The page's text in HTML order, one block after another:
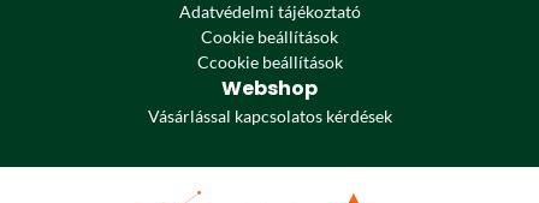
Adatvédelmi tájékoztató
Cookie beállítások
Ccookie beállítások
Webshop
Vásárlással kapcsolatos kérdések